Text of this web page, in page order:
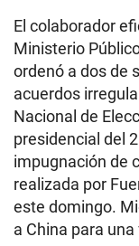
El colaborador
Ministerio
ordenó a dos de
acuerdos
Nacional de
presidencial del
impugnación de
realizada por
este domingo.
a China para